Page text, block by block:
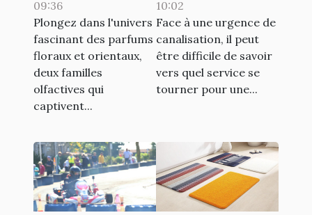
et orientaux
09:36
Plongez dans l'univers
fascinant des parfums
floraux et orientaux,
deux familles
olfactives qui
captivent...
urgences de
canalisation ?
10:02
Face à une urgence de
canalisation, il peut
être difficile de savoir
vers quel service se
tourner pour une...